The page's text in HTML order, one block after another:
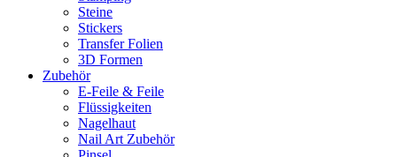
Steine
Stickers
Transfer Folien
3D Formen
Zubehör
E-Feile & Feile
Flüssigkeiten
Nagelhaut
Nail Art Zubehör